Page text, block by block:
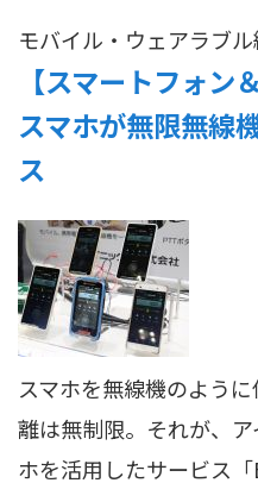
モバイル・ウェアラブル
【スマートフォン
スマホが無限無線
ス
スマホを無線機のよう
離は無制限。それが、
ホを活用したサービス